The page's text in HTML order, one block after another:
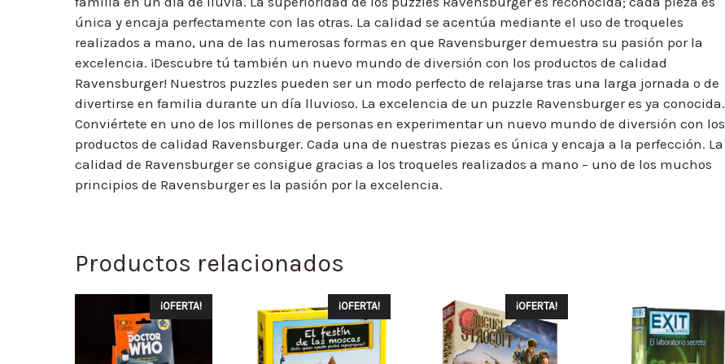
única y encaja perfectamente con las otras. La calidad se acentúa mediante el uso de troqueles
realizados a mano, una de las numerosas formas en que Ravensburger demuestra su pasión por la
excelencia. ¡Descubre tú también un nuevo mundo de diversión con los productos de calidad
Ravensburger! Nuestros puzzles pueden ser un modo perfecto de relajarse tras una larga jornada o de
divertirse en familia durante un día lluvioso. La excelencia de un puzzle Ravensburger es ya conocida.
Conviértete en uno de los millones de personas en experimentar un nuevo mundo de diversión con los
productos de calidad Ravensburger. Cada una de nuestras piezas es única y encaja a la perfección. La
calidad de Ravensburger se consigue gracias a los troqueles realizados a mano – uno de los muchos
principios de Ravensburger es la pasión por la excelencia.
Productos relacionados
¡OFERTA! ¡OFERTA! ¡OFERTA!